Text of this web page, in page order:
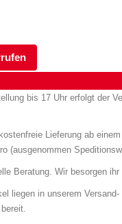
bis 17 Uhr erfolgt der
Lieferung ab
(ausgenommen
Beratung. Wir besorgen
liegen in unserem Versand-